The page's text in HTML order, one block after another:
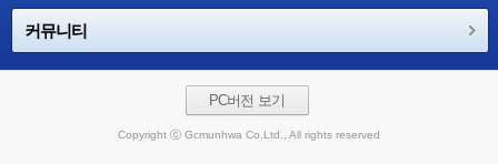
커뮤니티
PC버전 보기
Copyright ⓒ Gcmunhwa Co.Ltd., All rights reserved